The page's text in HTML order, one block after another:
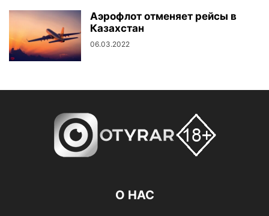
Аэрофлот отменяет рейсы в
Казахстан
06.03.2022
О НАС